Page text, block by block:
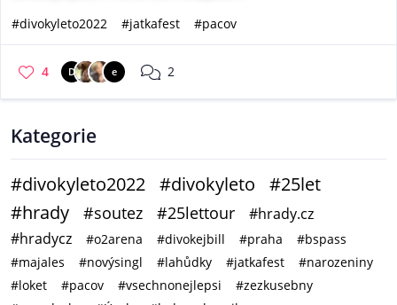
#divokyleto2022
#jatkafest #pacov
4 D e 2
Kategorie
#divokyleto2022 #divokyleto
#25let
#hrady
#soutez #25lettour
#hrady.cz
#hradycz
#o2arena #divokejbill #praha
#bspass
#majales
#novýsingl #lahůdky #jatkafest
#narozeniny
#loket
#pacov #vsechnonejlepsi
#zezkusebny